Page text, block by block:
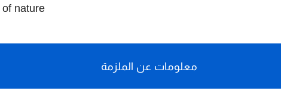
nature
معلومات عن الملزمة